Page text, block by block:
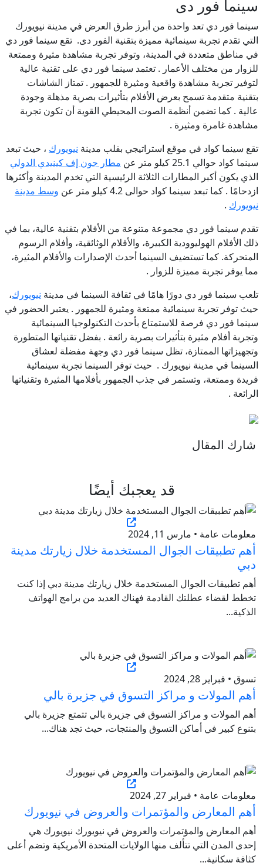
سينما فور دى
سينما فور دي تعد واحدة من أبرز طرق العرض في مدينة نيويورك
التي تقدم تجربة سينمائية مميزة بتقنية الفور دى. تقع سينما فور دي
في مناطق متعددة في المدينة، وتوفر تجربة مشاهدة مثيرة وممتعة
للزوار من مختلف الأعمار . تعتمد سينما فور دي على تقنية عالية
لتوفير تجربة مشاهدة واقعية ومثيرة للجمهور . تمتاز الشاشات
بتقنية متقدمة تسمح بعرض الأفلام بتأثيرات بصرية مذهلة وجودة
عالية . كما تضمن أنظمة الصوت المحيطي القوية أن تكون تجربة
مشاهدة غامرة ومثيرة .
تقع سينما كواد في موقع استراتيجي بقلب مدينة نيويورك ، حيث تبعد
سينما كواد حوالي 25.1 كيلو متر عن
مطار جون إف كينيدي الدولي
الذي يكون أكبر المطارات الثلاثة الرئيسية التي تخدم المدينة وأكثرها
ازدحامًا . كما تبعد سينما كواد حوالى 4.2 كيلو متر عن
وسط مدينة
نيويورك .
تقدم سينما فور دي مجموعة متنوعة من الأفلام بتقنية عالية، بما في
ذلك الأفلام الهوليوودية الكبيرة، والأفلام الوثائقية، وأفلام الرسوم
المتحركة. كما تستضيف السينما أحدث الإصدارات والأفلام المثيرة،
مما يوفر تجربة مميزة للزوار .
تلعب سينما فور دي دورًا هامًا في ثقافة السينما في مدينة نيويورك،
حيث توفر تجربة سينمائية ممتعة ومثيرة للجمهور . يعتبر الحضور في
سينما فور دي فرصة للاستمتاع بأحدث التكنولوجيا السينمائية
وتجربة أفلام مثيرة بتأثيرات بصرية رائعة . بفضل تقنياتها المتطورة
وتجهيزاتها الممتازة، تظل سينما فور دي وجهة مفضلة لعشاق
السينما في مدينة نيويورك . حيث توفر السينما تجربة سينمائية
فريدة وممتعة، وتستمر في جذب الجمهور بأفلامها المثيرة وتقنياتها
الرائعة .
شارك المقال
قد يعجبك أيضًا
معلومات عامة • مارس 11, 2024
أهم تطبيقات الجوال المستخدمة خلال زيارتك مدينة
دبي
أهم تطبيقات الجوال المستخدمة خلال زيارتك مدينة دبي إذا كنت
تخطط لقضاء عطلتك القادمة فهناك العديد من برامج الهواتف
الذكية...
تسوق • فبراير 28, 2024
أهم المولات و مراكز التسوق في جزيرة بالي
أهم المولات و مراكز التسوق في جزيرة بالي تتمتع جزيرة بالي
بتنوع كبير في أماكن التسوق والمنتجات، حيث تجد هناك...
معلومات عامة • فبراير 27, 2024
أهم المعارض والمؤتمرات والعروض في نيويورك
أهم المعارض والمؤتمرات والعروض في نيويورك نيويورك هي
إحدى المدن التي تتألف منها الولايات المتحدة الأمريكية وتضم أعلى
كثافة سكانية...